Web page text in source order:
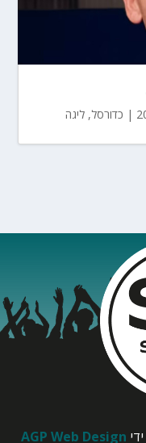
| כדורסל,ליגה
AGP Web Design